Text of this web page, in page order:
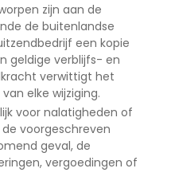
zijn aan de
de buitenlandse
een kopie
geldige verblijfs- en
verwittigt het
elke wijziging.
voor nalatigheden of
voorgeschreven
geval, de
vergoedingen of